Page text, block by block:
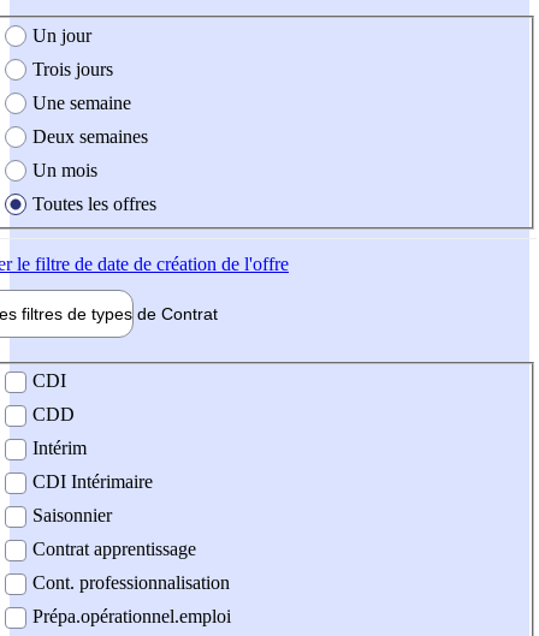
création de l'offre
Un jour
Trois jours
Une semaine
Deux semaines
Un mois
Toutes les offres
le filtre de date de création de l'offre
filtres de types de Contrat
contrat
CDI
CDD
Intérim
CDI Intérimaire
Saisonnier
Contrat apprentissage
Cont. professionnalisation
Prépa.opérationnel.emploi